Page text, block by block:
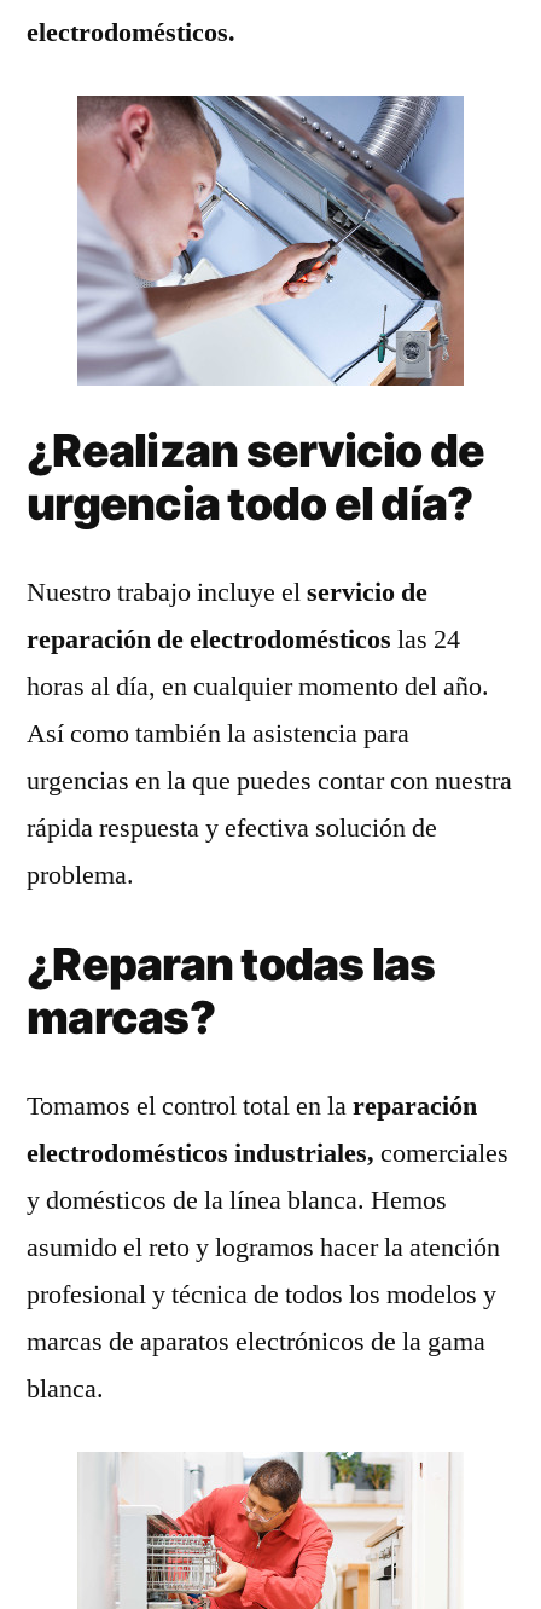
electrodomésticos.
¿Realizan servicio de
urgencia todo el día?
Nuestro trabajo incluye elservicio de
reparación de electrodomésticos las 24
horas al día, en cualquier momento del año.
Así como también la asistencia para
urgencias en la que puedes contar con nuestra
rápida respuesta y efectiva solución de
problema.
¿Reparan todas las
marcas?
Tomamos el control total en lareparación
electrodomésticos industriales, comerciales
y domésticos de la línea blanca. Hemos
asumido el reto y logramos hacer la atención
profesional y técnica de todos los modelos y
marcas de aparatos electrónicos de la gama
blanca.